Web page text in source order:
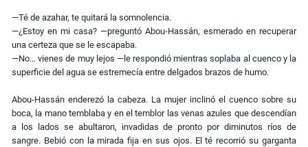
—Té de azahar, te quitará la somnolencia.
—¿Estoy en mi casa? —preguntó Abou-Hassán, esmerado en recuperar
una certeza que se le escapaba.
—No… vienes de muy lejos —le respondió mientras soplaba al cuenco y la
superficie del agua se estremecía entre delgados brazos de humo.
Abou-Hassán enderezó la cabeza. La mujer inclinó el cuenco sobre su
boca, la mano temblaba y en el temblor las venas azules que descendían
a los lados se abultaron, invadidas de pronto por diminutos ríos de
sangre. Bebió con la mirada fija en sus ojos. El té recorrió su garganta